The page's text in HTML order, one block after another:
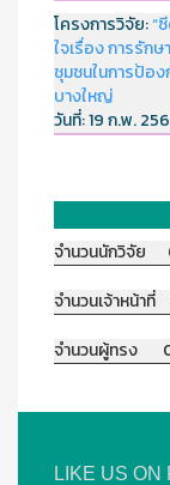
โครงการวิจัย:“
ใจเรื่อง การรัก
ชุมชนในการป้อ
บางใหญ่
วันที่:19 ก.พ.
จำนวนนักวิจั
จำนวนเจ้าหน้า
จำนวนผู้ทรง
LIKE US ON